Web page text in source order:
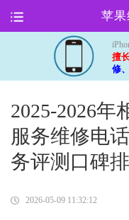
苹
擅
修
2025-2026年
服务维修电
务评测口碑
2026-05-09 11:32:12